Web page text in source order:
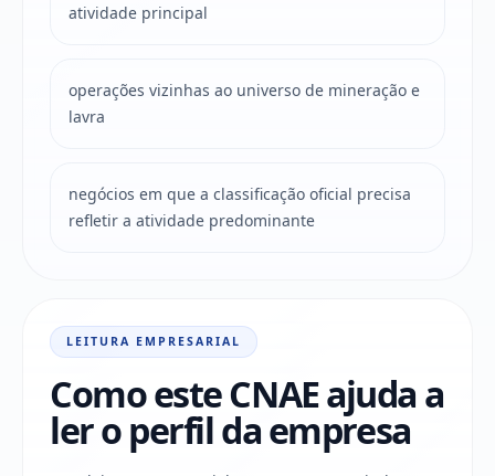
atividade principal
operações vizinhas ao universo de mineração e
lavra
negócios em que a classificação oficial precisa
refletir a atividade predominante
LEITURA EMPRESARIAL
Como este CNAE ajuda a
ler o perfil da empresa